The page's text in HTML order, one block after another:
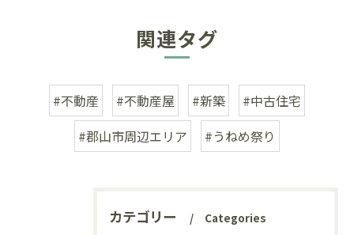
関連タグ
#不動産 #不動産屋 #新築
#中古住宅
#郡山市周辺エリア
#うねめ祭り
カテゴリー Categories